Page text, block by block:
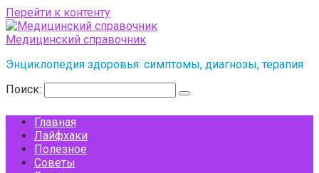
Перейти к контенту
Медицинский справочник
Энциклопедия здоровья: симптомы, диагнозы, терапия
Поиск:
Главная
Лайфхаки
Полезное
Советы